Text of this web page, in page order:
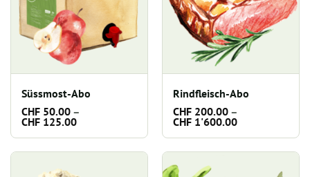
Süssmost-Abo
CHF50.00 –
CHF125.00Preisspanne:
bis
CHF 125.00
Rindfleisch-Abo
CHF200.00 –
CHF1'600.00Preisspanne:
bis
CHF 1'600.00